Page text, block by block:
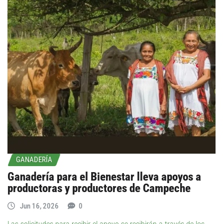
GANADERÍA
Ganadería para el Bienestar lleva apoyos a
productoras y productores de Campeche
Jun 16, 2026 0